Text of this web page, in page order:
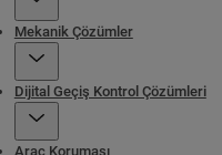
Mekanik Çözümler
Dijital Geçiş Kontrol Çözümleri
Araç Koruması